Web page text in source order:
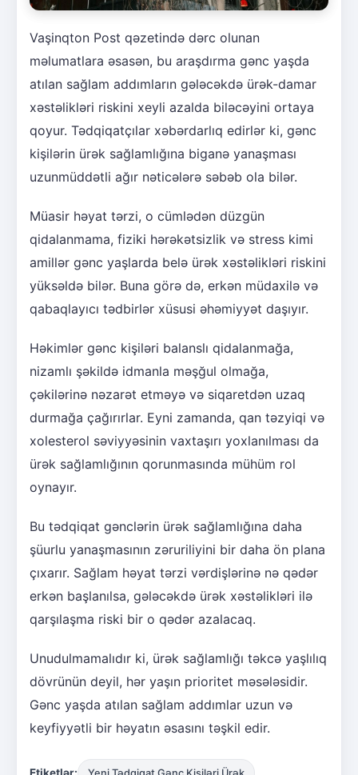
Vaşinqton Post qəzetində dərc olunan
məlumatlara əsasən, bu araşdırma gənc yaşda
atılan sağlam addımların gələcəkdə ürək-damar
xəstəlikləri riskini xeyli azalda biləcəyini ortaya
qoyur. Tədqiqatçılar xəbərdarlıq edirlər ki, gənc
kişilərin ürək sağlamlığına biganə yanaşması
uzunmüddətli ağır nəticələrə səbəb ola bilər.
Müasir həyat tərzi, o cümlədən düzgün
qidalanmama, fiziki hərəkətsizlik və stress kimi
amillər gənc yaşlarda belə ürək xəstəlikləri riskini
yüksəldə bilər. Buna görə də, erkən müdaxilə və
qabaqlayıcı tədbirlər xüsusi əhəmiyyət daşıyır.
Həkimlər gənc kişiləri balanslı qidalanmağa,
nizamlı şəkildə idmanla məşğul olmağa,
çəkilərinə nəzarət etməyə və siqaretdən uzaq
durmağa çağırırlar. Eyni zamanda, qan təzyiqi və
xolesterol səviyyəsinin vaxtaşırı yoxlanılması da
ürək sağlamlığının qorunmasında mühüm rol
oynayır.
Bu tədqiqat gənclərin ürək sağlamlığına daha
şüurlu yanaşmasının zəruriliyini bir daha ön plana
çıxarır. Sağlam həyat tərzi vərdişlərinə nə qədər
erkən başlanılsa, gələcəkdə ürək xəstəlikləri ilə
qarşılaşma riski bir o qədər azalacaq.
Unudulmamalıdır ki, ürək sağlamlığı təkcə yaşlılıq
dövrünün deyil, hər yaşın prioritet məsələsidir.
Gənc yaşda atılan sağlam addımlar uzun və
keyfiyyətli bir həyatın əsasını təşkil edir.